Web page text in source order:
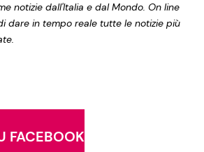
notizie dall'Italia e dal Mondo. On line
dare in tempo reale tutte le notizie più
FACEBOOK